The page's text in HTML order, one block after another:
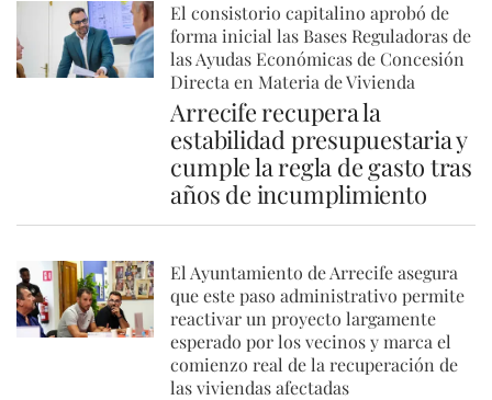
El consistorio capitalino aprobó de
forma inicial las Bases Reguladoras de
las Ayudas Económicas de Concesión
Directa en Materia de Vivienda
Arrecife recupera la
estabilidad presupuestaria y
cumple la regla de gasto tras
años de incumplimiento
El Ayuntamiento de Arrecife asegura
que este paso administrativo permite
reactivar un proyecto largamente
esperado por los vecinos y marca el
comienzo real de la recuperación de
las viviendas afectadas